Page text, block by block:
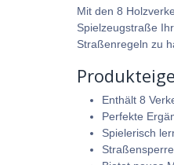
Mit den 8
Spielzeugstraße
Straßenregeln zu
Enthält 8
Perfekte
Spielerisch